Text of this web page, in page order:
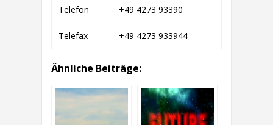
Telefon +49 4273 93390
Telefax +49 4273 933944
Ähnliche Beiträge: